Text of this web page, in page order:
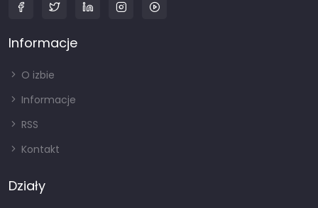
Informacje
O izbie
Informacje
RSS
Kontakt
Działy